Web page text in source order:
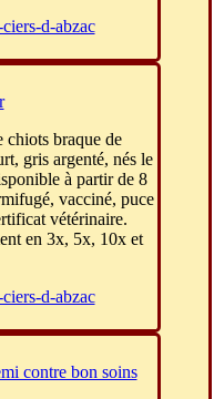
d-abzac
chiots braque de
gris argenté, nés le
à partir de 8
vacciné, puce
vétérinaire.
en 3x, 5x, 10x et
d-abzac
contre bon soins